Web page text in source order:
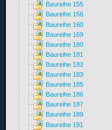
Baureihe 155
Baureihe 156
Baureihe 160
Baureihe 169
Baureihe 180
Baureihe 181
Baureihe 182
Baureihe 183
Baureihe 185
Baureihe 186
Baureihe 187
Baureihe 189
Baureihe 191